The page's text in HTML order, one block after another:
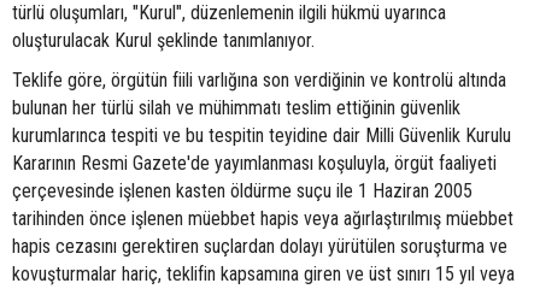
türlü oluşumları, "Kurul", düzenlemenin ilgili hükmü uyarınca
oluşturulacak Kurul şeklinde tanımlanıyor.
Teklife göre, örgütün fiili varlığına son verdiğinin ve kontrolü altında
bulunan her türlü silah ve mühimmatı teslim ettiğinin güvenlik
kurumlarınca tespiti ve bu tespitin teyidine dair Milli Güvenlik Kurulu
Kararının Resmi Gazete'de yayımlanması koşuluyla, örgüt faaliyeti
çerçevesinde işlenen kasten öldürme suçu ile 1 Haziran 2005
tarihinden önce işlenen müebbet hapis veya ağırlaştırılmış müebbet
hapis cezasını gerektiren suçlardan dolayı yürütülen soruşturma ve
kovuşturmalar hariç, teklifin kapsamına giren ve üst sınırı 15 yıl veya